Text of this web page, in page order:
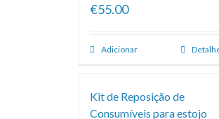
€55.00
Adicionar
Kit de Reposição de
Consumíveis para estojo